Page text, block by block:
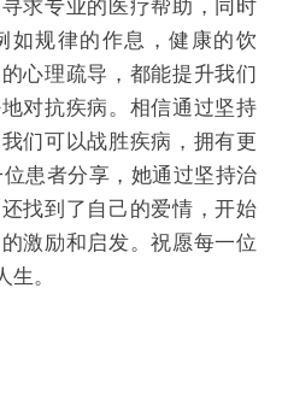
求专业的医疗帮助，同时
如规律的作息，健康的饮
心理疏导，都能提升我们
对抗疾病。相信通过坚持
们可以战胜疾病，拥有更
患者分享，她通过坚持治
找到了自己的爱情，开始
激励和启发。祝愿每一位
。